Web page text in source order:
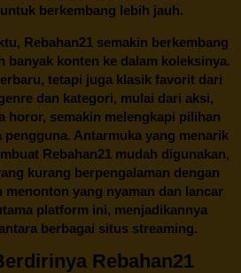
berkembang lebih jauh.
Rebahan21 semakin berkembang
banyak konten ke dalam koleksinya.
tetapi juga klasik favorit dari
dan kategori, mulai dari aksi,
horor, semakin melengkapi pilihan
Antarmuka yang menarik
Rebahan21mudah digunakan,
kurang berpengalaman dengan
menonton yang nyaman dan lancar
platform ini, menjadikannya
berbagai situs streaming.
Rebahan21